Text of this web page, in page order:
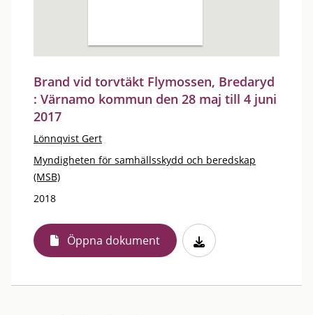
Brand vid torvtäkt Flymossen, Bredaryd
: Värnamo kommun den 28 maj till 4 juni
2017
Lönnqvist Gert
Myndigheten för samhällsskydd och beredskap
(MSB)
2018
Öppna dokument